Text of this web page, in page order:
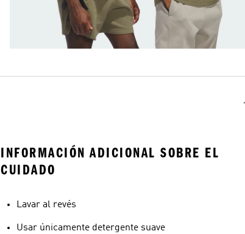
INFORMACIÓN ADICIONAL SOBRE EL
CUIDADO
Lavar al revés
Usar únicamente detergente suave